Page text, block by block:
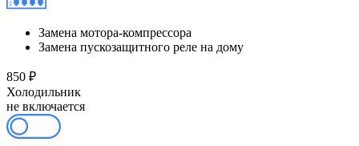
Замена мотора-компрессора
Замена пускозащитного реле на дому
850 ₽
Холодильник
не включается